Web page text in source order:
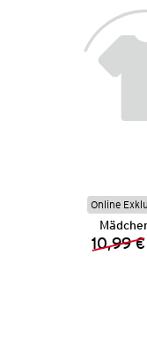
Online
10,99 €